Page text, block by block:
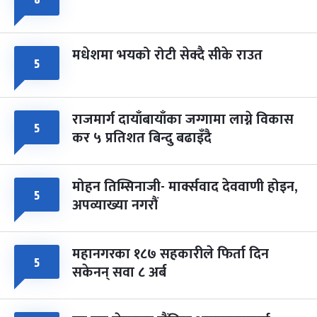
५ मधेशमा भयको रोटी सेक्दै सीके राउत
५ राजमार्ग दायाँबायाँका जग्गामा लाग्ने विकास
कर ५ प्रतिशत बिन्दु बढाइँदै
५ मोहन तिम्सिनाजी- मार्क्सवाद देववाणी होइन,
अपव्याख्या नगरौं
५ महानगरका १८७ सहकारीले फिर्ता दिन
सकेनन् सवा ८ अर्ब